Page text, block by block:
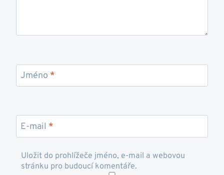
Jméno *
E-mail *
Uložit do prohlížeče jméno, e-mail a webovou
stránku pro budoucí komentáře.